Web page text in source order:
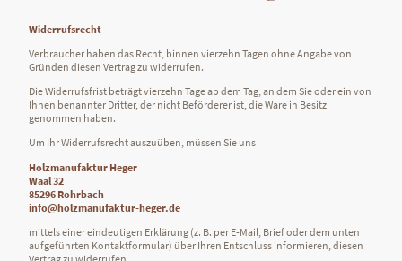
Widerrufsrecht
Verbraucher haben das Recht, binnen vierzehn Tagen ohne Angabe von
Gründen diesen Vertrag zu widerrufen.
Die Widerrufsfrist beträgt vierzehn Tage ab dem Tag, an dem Sie oder ein von
Ihnen benannter Dritter, der nicht Beförderer ist, die Ware in Besitz
genommen haben.
Um Ihr Widerrufsrecht auszuüben, müssen Sie uns
Holzmanufaktur Heger
Waal 32
85296 Rohrbach
info@holzmanufaktur-heger.de
mittels einer eindeutigen Erklärung (z. B. per E-Mail, Brief oder dem unten
aufgeführten Kontaktformular) über Ihren Entschluss informieren, diesen